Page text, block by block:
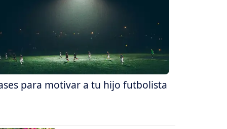
para motivar a tu hijo futbolista